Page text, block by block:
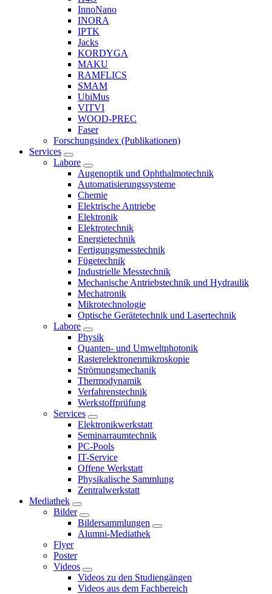
InnoNano
INORA
IPTK
Jacks
KORDYGA
MAKU
RAMFLICS
SMAM
UbiMus
VITVI
WOOD-PREC
Faser
Forschungsindex (Publikationen)
Services
Labore
Augenoptik und Ophthalmotechnik
Automatisierungssysteme
Chemie
Elektrische Antriebe
Elektronik
Elektrotechnik
Energietechnik
Fertigungsmesstechnik
Fügetechnik
Industrielle Messtechnik
Mechanische Antriebstechnik und Hydraulik
Mechatronik
Mikrotechnologie
Optische Gerätetechnik und Lasertechnik
Labore
Physik
Quanten- und Umweltphotonik
Rasterelektronenmikroskopie
Strömungsmechanik
Thermodynamik
Verfahrenstechnik
Werkstoffprüfung
Services
Elektronikwerkstatt
Seminarraumtechnik
PC-Pools
IT-Service
Offene Werkstatt
Physikalische Sammlung
Zentralwerkstatt
Mediathek
Bilder
Bildersammlungen
Alumni-Mediathek
Flyer
Poster
Videos
Videos zu den Studiengängen
Videos aus dem Fachbereich